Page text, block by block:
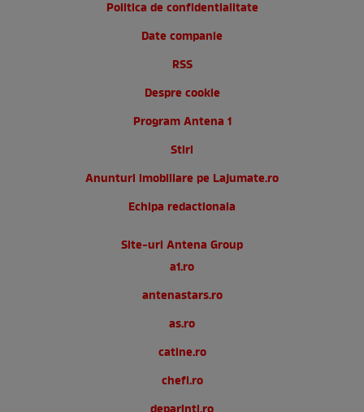
Politica de confidentialitate
Date companie
RSS
Despre cookie
Program Antena 1
Stiri
Anunturi imobiliare pe Lajumate.ro
Echipa redactionala
Site-uri Antena Group
a1.ro
antenastars.ro
as.ro
catine.ro
chefi.ro